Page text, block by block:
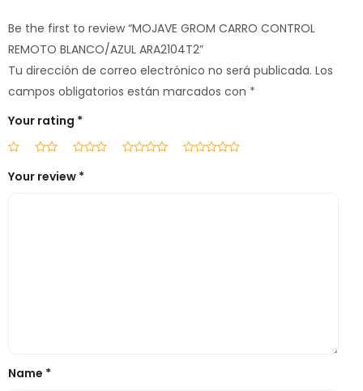
Be the first to review “MOJAVE GROM CARRO CONTROL
REMOTO BLANCO/AZUL ARA2104T2”
Tu dirección de correo electrónico no será publicada. Los
campos obligatorios están marcados con *
Your rating *
Your review *
Name *